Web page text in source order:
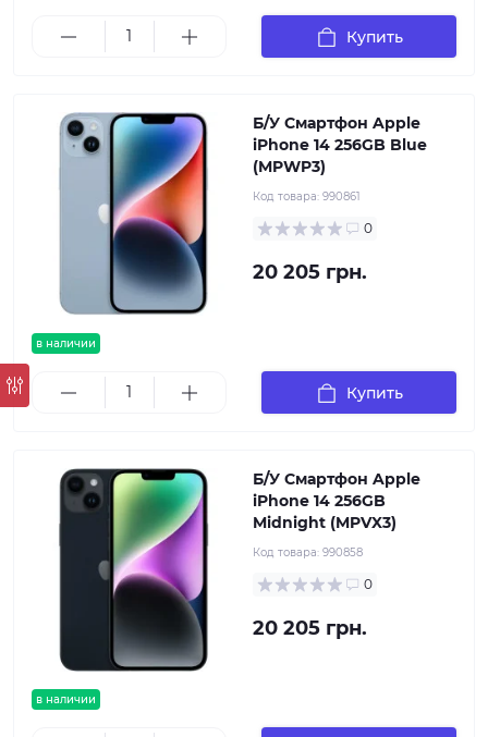
Купить
в наличии
Б/У Смартфон Apple
iPhone 14 256GB Blue
(MPWP3)
Код товара: 990861
0
20 205 грн.
Купить
в наличии
Б/У Смартфон Apple
iPhone 14 256GB
Midnight (MPVX3)
Код товара: 990858
0
20 205 грн.